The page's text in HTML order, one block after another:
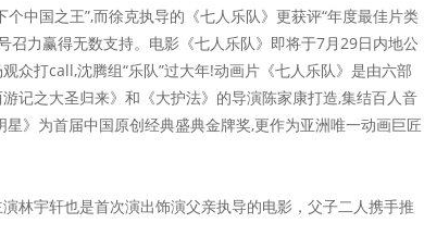
中国之王”,而徐克执导的《七人乐队》更获评“年度最佳片类
召力赢得无数支持。电影《七人乐队》即将于7月29日内地公
众打call,沈腾组“乐队”过大年!动画片《七人乐队》是由六部
记之大圣归来》和《大护法》的导演陈家康打造,集结百人音
》为首届中国原创经典盛典金牌奖,更作为亚洲唯一动画巨匠
林宇轩也是首次演出饰演父亲执导的电影，父子二人携手推